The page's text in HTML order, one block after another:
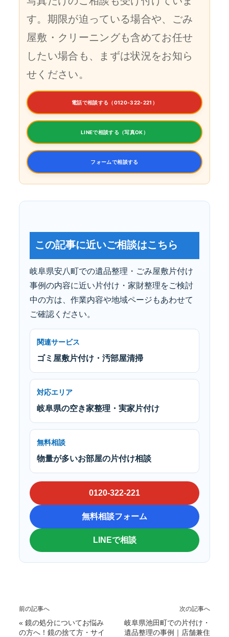
す。期限が迫っている場合や、ごみ
屋敷・クリーニングも含めてお任せ
したい場合も、まずは状況をお知ら
せください。
電話で相談する（0120-322-221）
LINEで相談する（写真OK）
フォームで相談する
この記事に近いご相談はこちら
岐阜県安八町での遺品整理・ごみ屋敷片付け
事例の内容に近い片付け・家財整理をご検討
中の方は、作業内容や地域ページもあわせて
ご確認ください。
関連サービス
ゴミ屋敷片付け・汚部屋清掃
対応エリア
岐阜県の空き家整理・実家片付け
無料相談
物量が多いお部屋の片付け相談
0120-322-221
無料相談フォーム
LINEで相談
前の記事へ
« 鏡の処分についてお悩み
の方へ！鏡の捨て方・サイ
次の記事へ
岐阜県池田町での片付け・
遺品整理の事例｜店舗兼住